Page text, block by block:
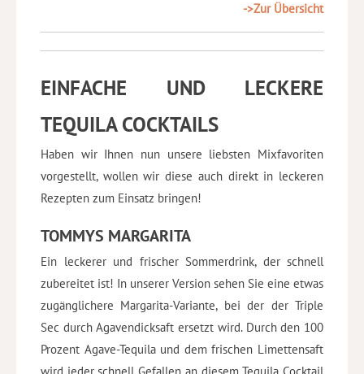
->Zur Übersicht
EINFACHE UND LECKERE
TEQUILA COCKTAILS
Haben wir Ihnen nun unsere liebsten Mixfavoriten
vorgestellt, wollen wir diese auch direkt in leckeren
Rezepten zum Einsatz bringen!
TOMMYS MARGARITA
Ein leckerer und frischer Sommerdrink, der schnell
zubereitet ist! In unserer Version sehen Sie eine etwas
zugänglichere Margarita-Variante, bei der der Triple
Sec durch Agavendicksaft ersetzt wird. Durch den 100
Prozent Agave-Tequila und dem frischen Limettensaft